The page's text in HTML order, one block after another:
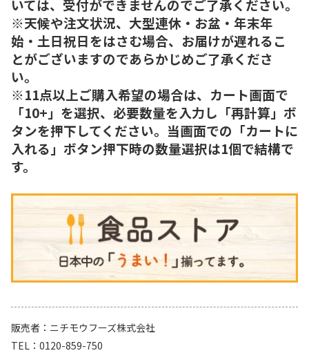
いては、受付ができませんのでご了承ください。
※天候や注文状況、大型連休・お盆・年末年
始・土日祝日をはさむ場合、お届けが遅れるこ
とがございますのであらかじめご了承くださ
い。
※11点以上ご購入希望の場合は、カート画面で
「10+」を選択、必要数量を入力し「再計算」ボ
タンを押下してください。当画面での「カートに
入れる」ボタン押下時の数量選択は1個で結構で
す。
販売者
ニチモウフーズ株式会社
TEL
0120-859-750